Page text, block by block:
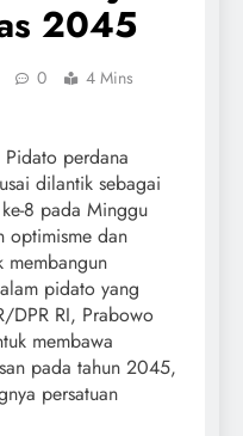
2045
0 4 Mins
perdana
dilantik sebagai
8 pada Minggu
dan
membangun
pidato yang
DPR RI, Prabowo
membawa
pada tahun 2045,
persatuan